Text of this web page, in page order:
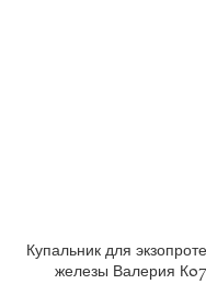
ВЫБЕРИТЕ ПАРАМЕТРЫ
Купальник для
железы Валерия